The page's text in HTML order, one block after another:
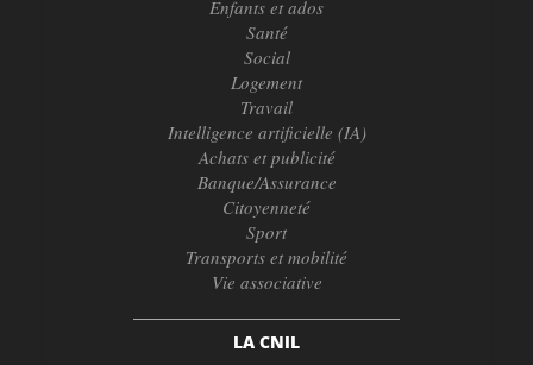
Enfants et ados
Santé
Social
Logement
Travail
Intelligence artificielle (IA)
Achats et publicité
Banque/Assurance
Citoyenneté
Sport
Transports et mobilité
Vie associative
LA CNIL